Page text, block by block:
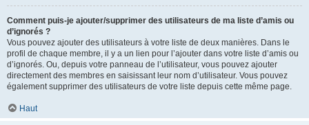
Comment puis-je ajouter/supprimer des utilisateurs de ma liste d’amis ou
d’ignorés ?
Vous pouvez ajouter des utilisateurs à votre liste de deux manières. Dans le
profil de chaque membre, il y a un lien pour l’ajouter dans votre liste d’amis ou
d’ignorés. Ou, depuis votre panneau de l’utilisateur, vous pouvez ajouter
directement des membres en saisissant leur nom d’utilisateur. Vous pouvez
également supprimer des utilisateurs de votre liste depuis cette même page.
Haut